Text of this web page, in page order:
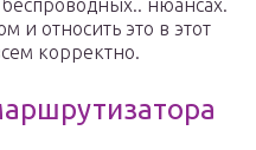
нюансах.
и относить это в этот
корректно.